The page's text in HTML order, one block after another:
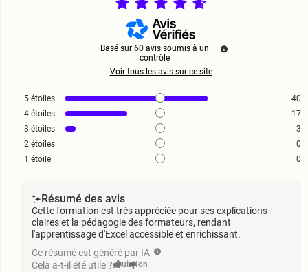
Basé sur 60 avis soumis à un
contrôle
Voir tous les avis sur ce site
5 étoiles
40
4 étoiles
17
3 étoiles
3
2 étoiles
0
1 étoile 0
Résumé des avis
Cette formation est très appréciée pour ses explications
claires et la pédagogie des formateurs, rendant
l'apprentissage d'Excel accessible et enrichissant.
Ce résumé est généré par IA
Cela a-t-il été utile ? Oui Non